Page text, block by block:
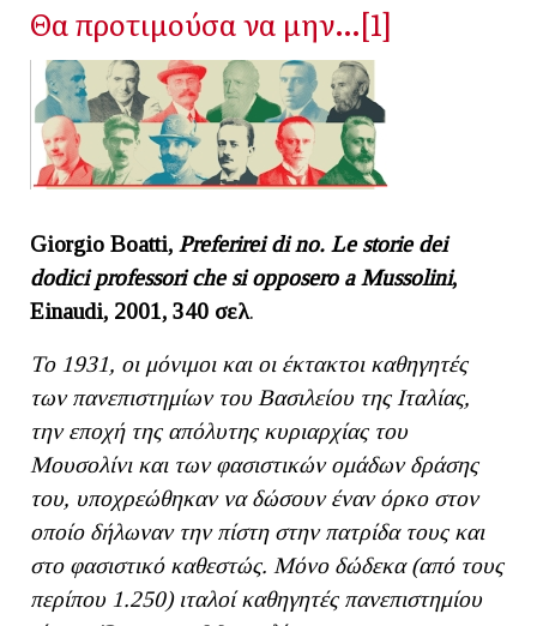
Θα προτιμούσα να μην…[1]
Giorgio Boatti, Preferirei di no. Le storie dei
dodici professori che si opposero a Mussolini,
Einaudi, 2001, 340 σελ.
Το 1931, οι μόνιμοι και οι έκτακτοι καθηγητές
των πανεπιστημίων του Βασιλείου της Ιταλίας,
την εποχή της απόλυτης κυριαρχίας του
Μουσολίνι και των φασιστικών ομάδων δράσης
του, υποχρεώθηκαν να δώσουν έναν όρκο στον
οποίο δήλωναν την πίστη στην πατρίδα τους και
στο φασιστικό καθεστώς. Μόνο δώδεκα (από τους
περίπου 1.250) ιταλοί καθηγητές πανεπιστημίου